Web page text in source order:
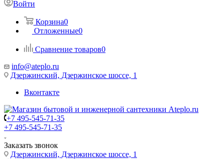
Войти
Корзина0
Отложенные0
Сравнение товаров0
info@ateplo.ru
Дзержинский, Дзержинское шоссе, 1
Вконтакте
+7 495-545-71-35
+7 495-545-71-35
Заказать звонок
Дзержинский, Дзержинское шоссе, 1